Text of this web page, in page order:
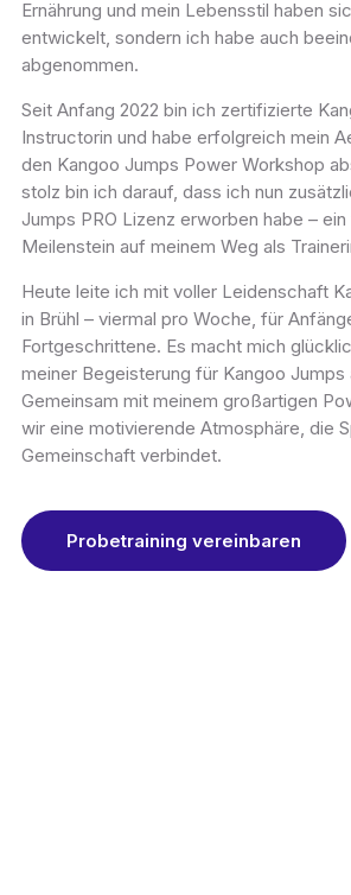
Ernährung und mein Lebensstil haben
entwickelt, sondern ich habe auch
abgenommen.
Seit Anfang 2022 bin ich zertifizierte
Instructorin und habe erfolgreich mein
den Kangoo Jumps Power Workshop
stolz bin ich darauf, dass ich nun
Jumps PRO Lizenz erworben habe –
Meilenstein auf meinem Weg als
Heute leite ich mit voller Leidenschaft
in Brühl – viermal pro Woche, für
Fortgeschrittene. Es macht mich
meiner Begeisterung für Kangoo Jumps
Gemeinsam mit meinem großartigen
wir eine motivierende Atmosphäre, die
Gemeinschaft verbindet.
Probetraining vereinbaren